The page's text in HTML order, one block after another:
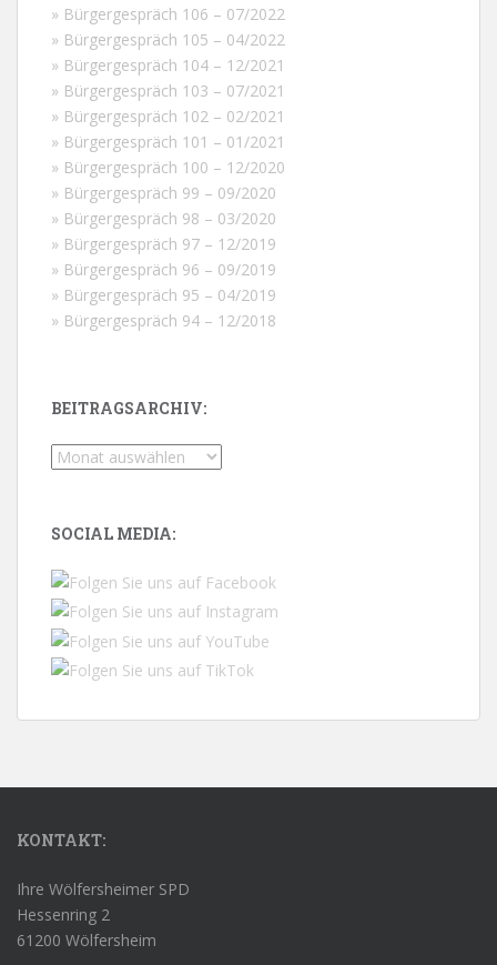
» Bürgergespräch 106 – 07/2022
» Bürgergespräch 105 – 04/2022
» Bürgergespräch 104 – 12/2021
» Bürgergespräch 103 – 07/2021
» Bürgergespräch 102 – 02/2021
» Bürgergespräch 101 – 01/2021
» Bürgergespräch 100 – 12/2020
» Bürgergespräch 99 – 09/2020
» Bürgergespräch 98 – 03/2020
» Bürgergespräch 97 – 12/2019
» Bürgergespräch 96 – 09/2019
» Bürgergespräch 95 – 04/2019
» Bürgergespräch 94 – 12/2018
BEITRAGSARCHIV:
Beitragsarchiv:
SOCIAL MEDIA:
KONTAKT:
Ihre Wölfersheimer SPD
Hessenring 2
61200 Wölfersheim